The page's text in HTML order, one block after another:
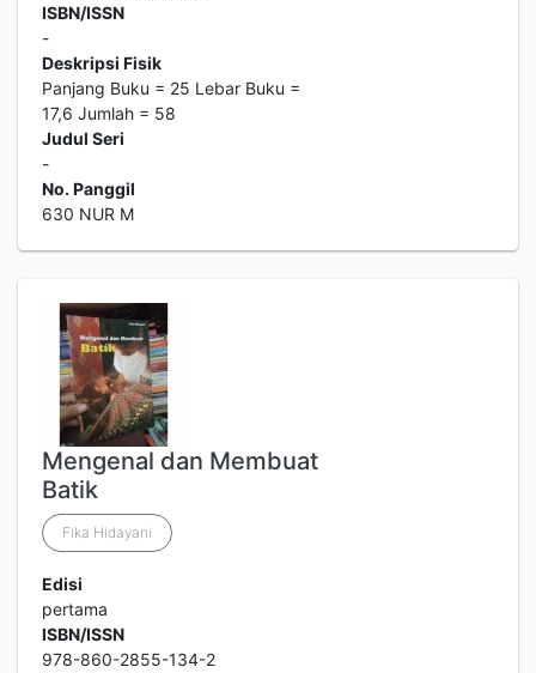
ISBN/ISSN
-
Deskripsi Fisik
Panjang Buku = 25 Lebar Buku =
17,6 Jumlah = 58
Judul Seri
-
No. Panggil
630 NUR M
Mengenal dan Membuat
Batik
Fika Hidayani
Edisi
pertama
ISBN/ISSN
978-860-2855-134-2